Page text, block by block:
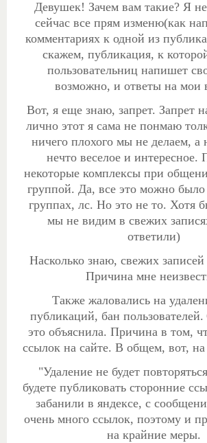
Девушек! Зачем вам такие? Я
сейчас все прям изменю(как
комментариях к одной из
скажем, публикация, к
пользовательниц напишет
возможно, и ответы на мои
Вот, я еще знаю, запрет. Запрет
лично этот я сама не понмаю
ничего плохого мы не делаем, а
нечто веселое и интересное.
некоторые комплексы при
группой. Да, все это можно было
группах, лс. Но это не то. Хотя
мы не видим в свежих
ответили)
Насколько знаю, свежих записей
Причина мне
Также жаловались на
публикаций, бан пользователей.
это объяснила. Причина в том,
ссылок на сайте. В общем, вот,
"Удаление не будет
будете публиковать сторонние
забанили в яндексе, с
очень много ссылок, поэтому и
на крайние меры.